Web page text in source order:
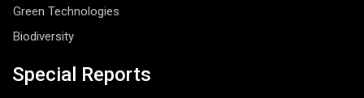
Green Technologies
Biodiversity
Special Reports